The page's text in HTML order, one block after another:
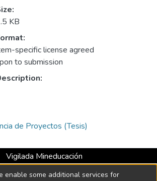
KB
specific license agreed
to submission
de Proyectos (Tesis)
Vigilada Mineducación
Acreditación Institucional hasta 2026 -
enable some additional services for